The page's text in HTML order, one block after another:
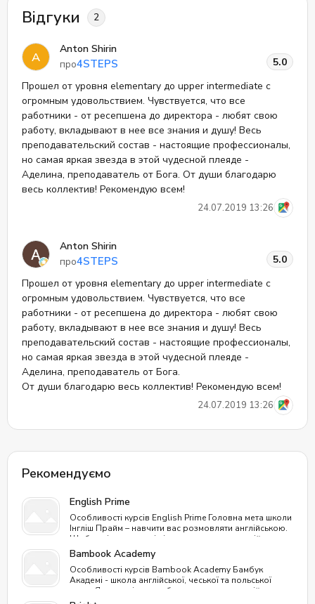
Відгуки 2
A
Anton Shirin
про4STEPS
24.07.2019 13:26
5.0
Прошел от уровня elementary до upper intermediate с
огромным удовольствием. Чувствуется, что все
работники - от ресепшена до директора - любят свою
работу, вкладывают в нее все знания и душу! Весь
преподавательский состав - настоящие профессионалы,
но самая яркая звезда в этой чудесной плеяде -
Аделина, преподаватель от Бога. От души благодарю
весь коллектив! Рекомендую всем!
Anton Shirin
про4STEPS
24.07.2019 13:26
5.0
Прошел от уровня elementary до upper intermediate с
огромным удовольствием. Чувствуется, что все
работники - от ресепшена до директора - любят свою
работу, вкладывают в нее все знания и душу! Весь
преподавательский состав - настоящие профессионалы,
но самая яркая звезда в этой чудесной плеяде -
Аделина, преподаватель от Бога.
От души благодарю весь коллектив! Рекомендую всем!
Рекомендуємо
English Prime
Особливості курсів English Prime Головна мета школи
Інгліш Прайм – навчити вас розмовляти англійською.
Щоб навіть люди, які ніколи не вивчали англійську
мову, оволоділи нею, як другою рідною. Процес
проходить природним шляхом, як у дитинстві, без
зубріння. Унікальність курсів: Відмінне співвідношення
ціни та якості: одне заняття в English Prime обійдеться
за вартістю, як чашка гарної кави; Заняття
Bambook Academy
Особливості курсів Bambook Academy Бамбук
Академі - школа англійської, чеської та польської
мови. Яка приділяє особливу увагу розмовній
практиці, що дозволяє швидко засвоювати необхідні